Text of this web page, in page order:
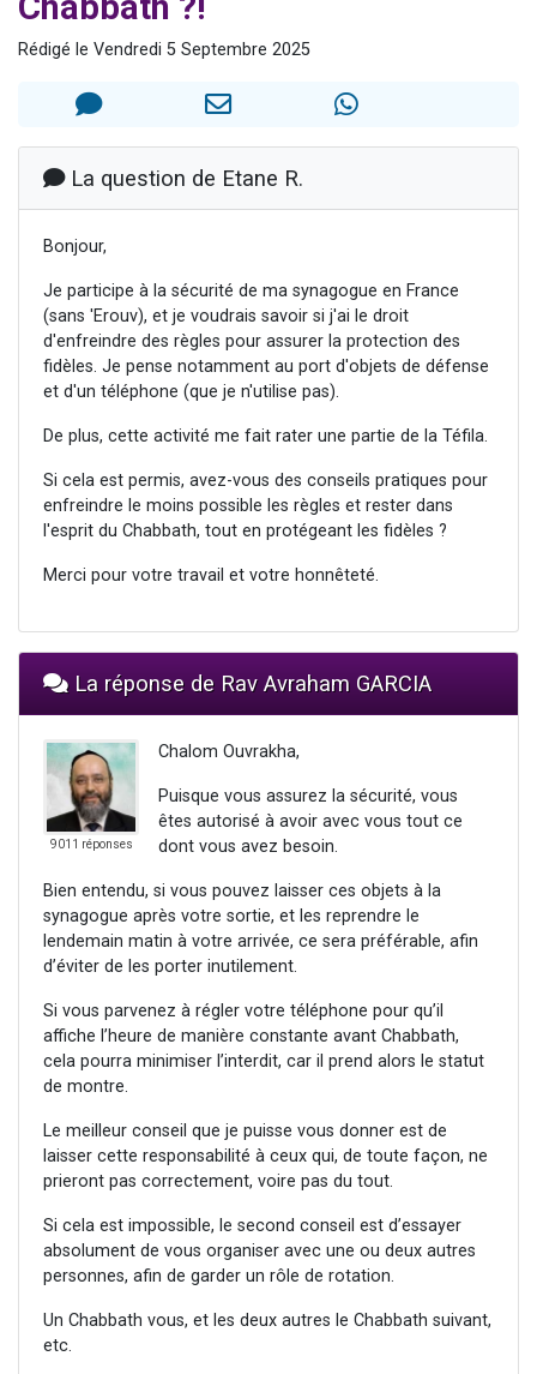
Il reste 49 places pour étudier en groupe sur Zoom
Rédigé le Vendredi 5 Septembre 2025
La question de Etane R.
Bonjour,
Je participe à la sécurité de ma synagogue en France
(sans 'Erouv), et je voudrais savoir si j'ai le droit
d'enfreindre des règles pour assurer la protection des
fidèles. Je pense notamment au port d'objets de défense
et d'un téléphone (que je n'utilise pas).
De plus, cette activité me fait rater une partie de la Téfila.
Si cela est permis, avez-vous des conseils pratiques pour
enfreindre le moins possible les règles et rester dans
l'esprit du Chabbath, tout en protégeant les fidèles ?
Merci pour votre travail et votre honnêteté.
La réponse de Rav Avraham GARCIA
9011 réponses
Chalom Ouvrakha,
Puisque vous assurez la sécurité, vous
êtes autorisé à avoir avec vous tout ce
dont vous avez besoin.
Bien entendu, si vous pouvez laisser ces objets à la
synagogue après votre sortie, et les reprendre le
lendemain matin à votre arrivée, ce sera préférable, afin
d’éviter de les porter inutilement.
Si vous parvenez à régler votre téléphone pour qu’il
affiche l’heure de manière constante avant Chabbath,
cela pourra minimiser l’interdit, car il prend alors le statut
de montre.
Le meilleur conseil que je puisse vous donner est de
laisser cette responsabilité à ceux qui, de toute façon, ne
prieront pas correctement, voire pas du tout.
Si cela est impossible, le second conseil est d’essayer
absolument de vous organiser avec une ou deux autres
personnes, afin de garder un rôle de rotation.
Un Chabbath vous, et les deux autres le Chabbath suivant,
etc.